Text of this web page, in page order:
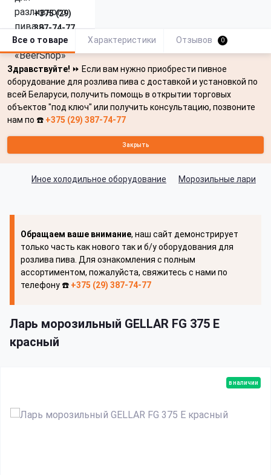
Здравствуйте! ⏩ Если вам нужно приобрести пивное
оборудование для розлива пива с доставкой и установкой по
всей Беларуси, получить помощь в открытии торговых
объектов "под ключ" или получить консультацию, позвоните
нам по ☎️ +375 (29) 387-74-77
Закрыть
+375 (29)
387-74-77
Иное холодильное оборудование Морозильные лари
Обращаем ваше внимание, наш сайт демонстрирует
только часть как нового так и б/у оборудования для
розлива пива. Для ознакомления с полным
ассортиментом, пожалуйста, свяжитесь с нами по
телефону ☎️ +375 (29) 387-74-77
Ларь морозильный GELLAR FG 375 E
красный
Все о товаре Характеристики Отзывов 0
в наличии